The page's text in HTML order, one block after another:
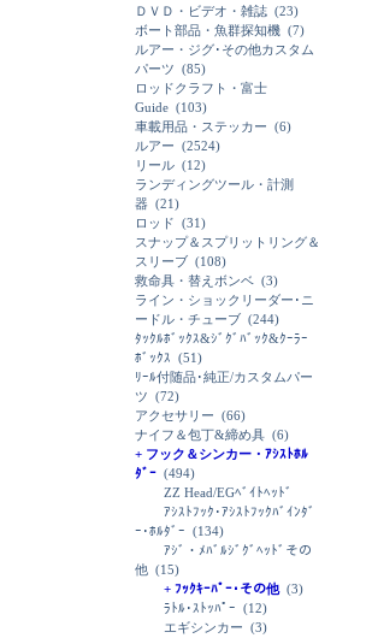
ＤＶＤ・ビデオ・雑誌 (23)
ボート部品・魚群探知機 (7)
ルアー・ジグ･その他カスタム
パーツ (85)
ロッドクラフト・富士
Guide (103)
車載用品・ステッカー (6)
ルアー (2524)
リール (12)
ランディングツール・計測
器 (21)
ロッド (31)
スナップ＆スプリットリング＆
スリーブ (108)
救命具・替えボンベ (3)
ライン・ショックリーダー･ニ
ードル・チューブ (244)
ﾀｯｸﾙﾎﾞｯｸｽ&ｼﾞｸﾞﾊﾞｯｸ&ｸｰﾗｰ
ﾎﾞｯｸｽ (51)
ﾘｰﾙ付随品･純正/カスタムパー
ツ (72)
アクセサリー (66)
ナイフ＆包丁&締め具 (6)
+ フック＆シンカー・ｱｼｽﾄﾎﾙ
ﾀﾞｰ (494)
ZZ Head/EGﾍﾞｲﾄﾍｯﾄﾞ
ｱｼｽﾄﾌｯｸ･ｱｼｽﾄﾌｯｸﾊﾞｲﾝﾀﾞ
ｰ･ﾎﾙﾀﾞｰ (134)
ｱｼﾞ・ﾒﾊﾞﾙｼﾞｸﾞﾍｯﾄﾞその
他 (15)
+ ﾌｯｸｷｰﾊﾟｰ･その他(3)
ﾗﾄﾙ･ｽﾄｯﾊﾟｰ (12)
エギシンカー (3)